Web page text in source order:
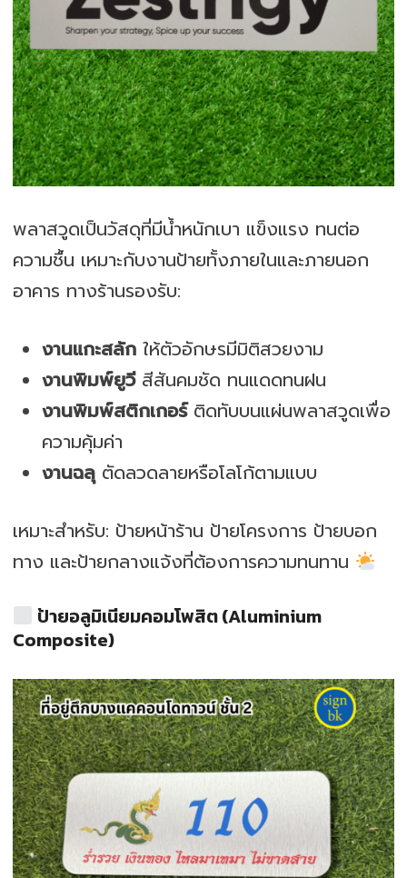
พลาสวูดเป็นวัสดุที่มีน้ำหนักเบา แข็งแรง ทนต่อ
ความชื้น เหมาะกับงานป้ายทั้งภายในและภายนอก
อาคาร ทางร้านรองรับ:
งานแกะสลัก ให้ตัวอักษรมีมิติสวยงาม
งานพิมพ์ยูวีสีสันคมชัด ทนแดดทนฝน
งานพิมพ์สติกเกอร์ติดทับบนแผ่นพลาสวูดเพื่อ
ความคุ้มค่า
งานฉลุตัดลวดลายหรือโลโก้ตามแบบ
เหมาะสำหรับ: ป้ายหน้าร้าน ป้ายโครงการ ป้ายบอก
ทาง และป้ายกลางแจ้งที่ต้องการความทนทาน
ป้ายอลูมิเนียมคอมโพสิต (Aluminium
Composite)